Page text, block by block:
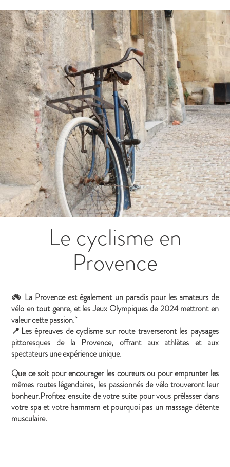
Le cyclisme en
Provence
🚲 La Provence est également un paradis pour les amateurs de
vélo en tout genre, et les Jeux Olympiques de 2024 mettront en
valeur cette passion.
📍Les épreuves de cyclisme sur route traverseront les paysages
pittoresques de la Provence, offrant aux athlètes et aux
spectateurs une expérience unique.
Que ce soit pour encourager les coureurs ou pour emprunter les
mêmes routes légendaires, les passionnés de vélo trouveront leur
bonheur.Profitez ensuite de votre suite pour vous prélasser dans
votre spa et votre hammam et pourquoi pas un massage détente
musculaire.